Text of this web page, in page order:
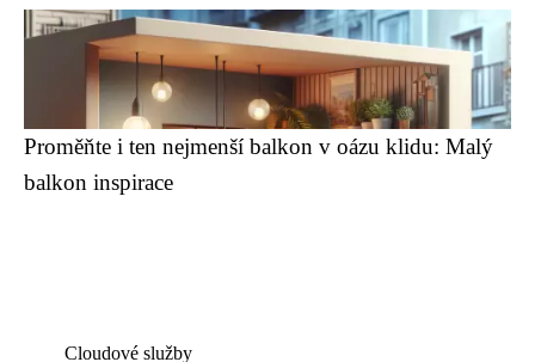
Proměňte i ten nejmenší balkon v oázu klidu: Malý
balkon inspirace
Cloudové služby